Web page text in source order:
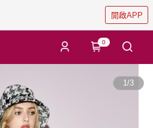
開啟APP
0
1/3